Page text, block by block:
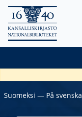
Suomeksi ― På svenska